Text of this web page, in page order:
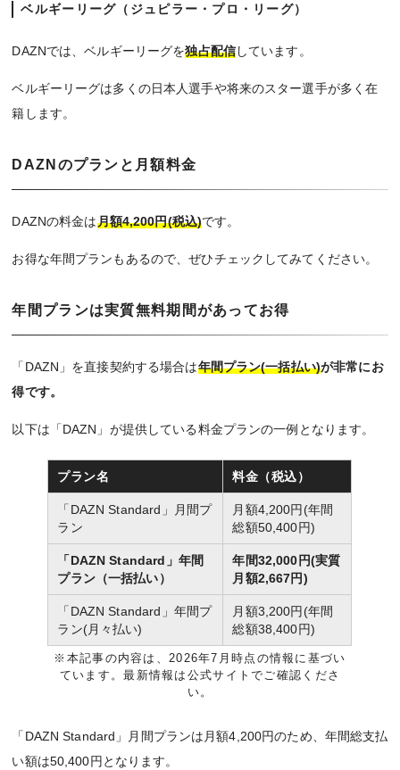
ベルギーリーグ（ジュピラー・プロ・リーグ）
DAZNでは、ベルギーリーグを独占配信しています。
ベルギーリーグは多くの日本人選手や将来のスター選手が多く在
籍します。
DAZNのプランと月額料金
DAZNの料金は月額4,200円(税込)です。
お得な年間プランもあるので、ぜひチェックしてみてください。
年間プランは実質無料期間があってお得
「DAZN」を直接契約する場合は年間プラン(一括払い)が非常にお
得です。
以下は「DAZN」が提供している料金プランの一例となります。
プラン名 料金（税込）
「DAZN Standard」月間プ
ラン
月額4,200円(年間
総額50,400円)
「DAZN Standard」年間
プラン（一括払い）
年間32,000円(実質
月額2,667円)
「DAZN Standard」年間プ
ラン(月々払い)
月額3,200円(年間
総額38,400円)
※本記事の内容は、2026年7月時点の情報に基づい
ています。最新情報は公式サイトでご確認くださ
い。
「DAZN Standard」月間プランは月額4,200円のため、年間総支払
い額は50,400円となります。